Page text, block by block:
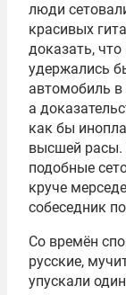
люди
красивых
доказать,
удержались
автомобиль
а
как бы
высшей расы.
подобные
круче
собеседник
Со времён
русские,
упускали